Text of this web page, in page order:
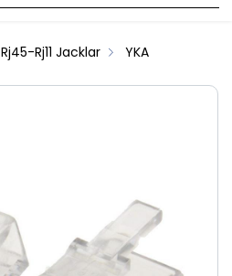
Rj45-Rj11 Jacklar YKA